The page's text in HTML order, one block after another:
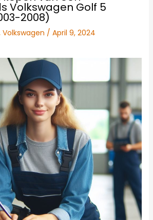
Volkswagen Golf 5
2008)
Volkswagen / April 9, 2024